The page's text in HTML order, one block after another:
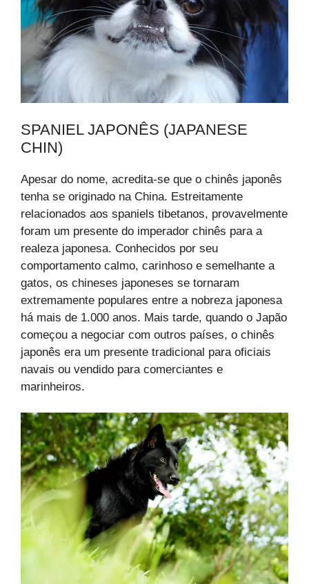
SPANIEL JAPONÊS (JAPANESE
CHIN)
Apesar do nome, acredita-se que o chinês japonês
tenha se originado na China. Estreitamente
relacionados aos spaniels tibetanos, provavelmente
foram um presente do imperador chinês para a
realeza japonesa. Conhecidos por seu
comportamento calmo, carinhoso e semelhante a
gatos, os chineses japoneses se tornaram
extremamente populares entre a nobreza japonesa
há mais de 1.000 anos. Mais tarde, quando o Japão
começou a negociar com outros países, o chinês
japonês era um presente tradicional para oficiais
navais ou vendido para comerciantes e
marinheiros.